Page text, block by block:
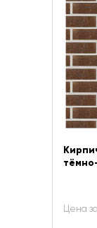
Цена